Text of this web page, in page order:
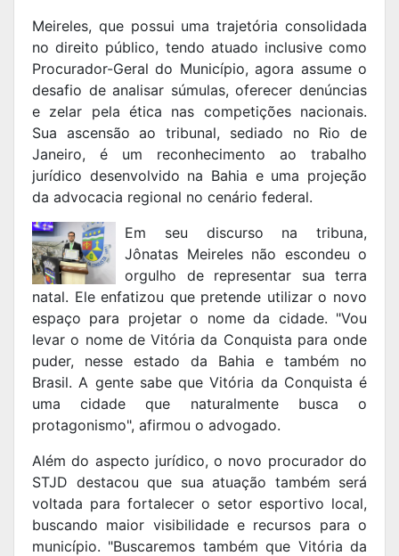
Meireles, que possui uma trajetória consolidada
no direito público, tendo atuado inclusive como
Procurador-Geral do Município, agora assume o
desafio de analisar súmulas, oferecer denúncias
e zelar pela ética nas competições nacionais.
Sua ascensão ao tribunal, sediado no Rio de
Janeiro, é um reconhecimento ao trabalho
jurídico desenvolvido na Bahia e uma projeção
da advocacia regional no cenário federal.
Em seu discurso na tribuna,
Jônatas Meireles não escondeu o
orgulho de representar sua terra
natal. Ele enfatizou que pretende utilizar o novo
espaço para projetar o nome da cidade. "Vou
levar o nome de Vitória da Conquista para onde
puder, nesse estado da Bahia e também no
Brasil. A gente sabe que Vitória da Conquista é
uma cidade que naturalmente busca o
protagonismo", afirmou o advogado.
Além do aspecto jurídico, o novo procurador do
STJD destacou que sua atuação também será
voltada para fortalecer o setor esportivo local,
buscando maior visibilidade e recursos para o
município. "Buscaremos também que Vitória da